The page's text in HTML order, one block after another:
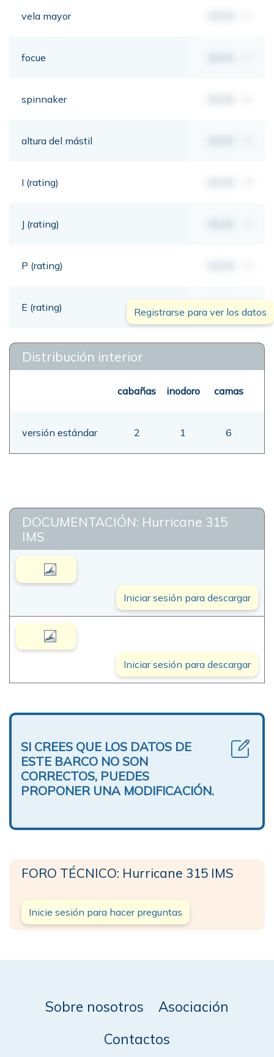
vela mayor
focue
spinnaker
altura del mástil
I (rating)
J (rating)
P (rating)
E (rating) 00,00 mt
Registrarse para ver los datos
Distribución interior
cabañas inodoro camas
versión estándar 2 1 6
DOCUMENTACIÓN: Hurricane 315
IMS
Iniciar sesión para descargar
Iniciar sesión para descargar
SI CREES QUE LOS DATOS DE
ESTE BARCO NO SON
CORRECTOS, PUEDES
PROPONER UNA MODIFICACIÓN.
FORO TÉCNICO: Hurricane 315 IMS
Inicie sesión para hacer preguntas
Sobre nosotros
Asociación
Contactos